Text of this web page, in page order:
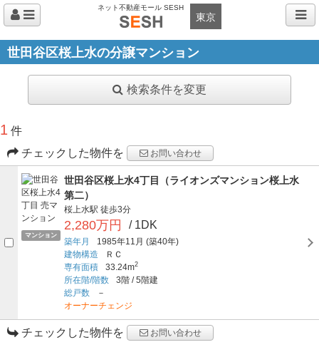
ネット不動産モール SESH
東京
世田谷区桜上水の分譲マンション
検索条件を変更
1 件
チェックした物件を
お問い合わせ
マンション
世田谷区桜上水4丁目（ライオンズマンション桜上水
第二）
桜上水駅 徒歩3分
2,280万円 / 1DK
築年月 1985年11月 (築40年)
建物構造
ＲＣ
専有面積
33.24m2
所在階/階数 3階 /5階建
総戸数
－
オーナーチェンジ
チェックした物件を お問い合わせ